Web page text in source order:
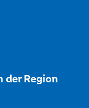
der Region